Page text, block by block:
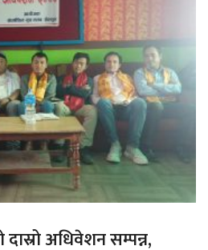
अधिवेशन सम्पन्न,